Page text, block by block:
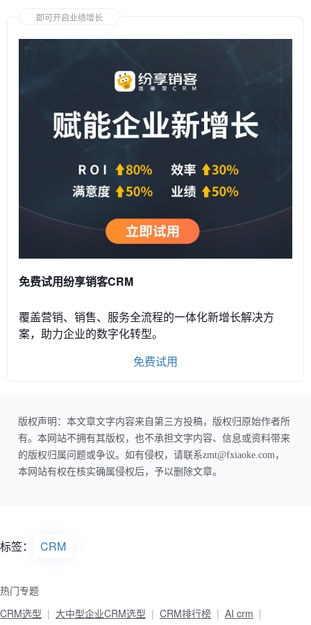
即可开启业绩增长
免费试用纷享销客CRM
覆盖营销、销售、服务全流程的一体化新增长解决方
案，助力企业的数字化转型。
免费试用
版权声明：本文章文字内容来自第三方投稿，版权归原始作者所
有。本网站不拥有其版权，也不承担文字内容、信息或资料带来
的版权归属问题或争议。如有侵权，请联系zmt@fxiaoke.com，
本网站有权在核实确属侵权后，予以删除文章。
标签： CRM
热门专题
CRM选型
大中型企业CRM选型 CRM排行榜
AI crm